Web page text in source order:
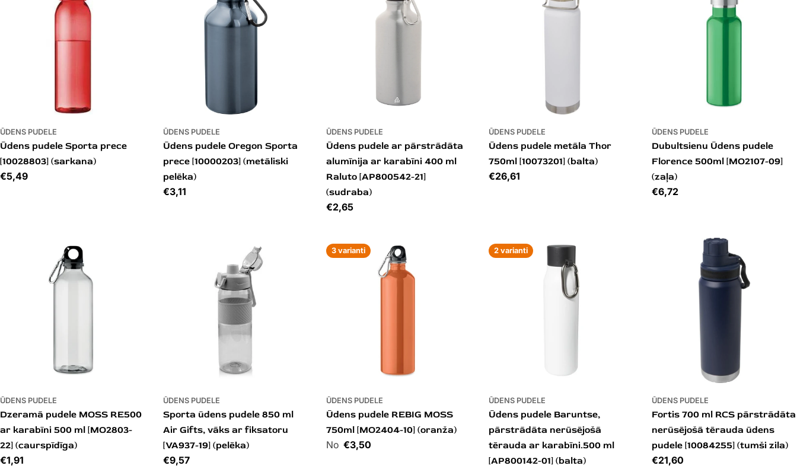
:
ŪDENS PUDELE
Ūdens pudele Sporta prece
[10028803] (sarkana)
Cena
€5,49
ŪDENS PUDELE
Ūdens pudele Oregon Sporta
prece [10000203] (metāliski
pelēka)
Cena
€3,11
ŪDENS PUDELE
Ūdens pudele ar pārstrādāta
alumīnija ar karabīni 400 ml
Raluto [AP800542-21]
(sudraba)
Cena
€2,65
ŪDENS PUDELE
Ūdens pudele metāla Thor
750ml [10073201] (balta)
Cena
€26,61
ŪDENS PUDELE
Dubultsienu Ūdens pudele
Florence 500ml [MO2107-09]
(zaļa)
Cena
€6,72
ŪDENS PUDELE
Dzeramā pudele MOSS RE500
ar karabīni 500 ml [MO2803-
22] (caurspīdīga)
Cena
€1,91
ŪDENS PUDELE
Sporta ūdens pudele 850 ml
Air Gifts, vāks ar fiksatoru
[VA937-19] (pelēka)
Cena
€9,57
3 varianti
ŪDENS PUDELE
Ūdens pudele REBIG MOSS
750ml [MO2404-10] (oranža)
Cena€3,50
2 varianti
ŪDENS PUDELE
Ūdens pudele Baruntse,
pārstrādāta nerūsējošā
tērauda ar karabīni.500 ml
[AP800142-01] (balta)
ŪDENS PUDELE
Fortis 700 ml RCS pārstrādāta
nerūsējošā tērauda ūdens
pudele [10084255] (tumši zila)
Cena
€21,60